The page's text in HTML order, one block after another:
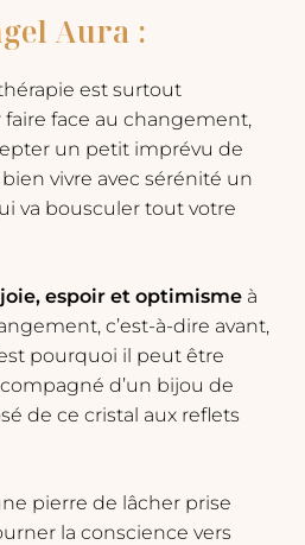
Aura :
est surtout
face au changement,
un petit imprévu de
vivre avec sérénité un
va bousculer tout votre
joie, espoir et optimisme à
c’est-à-dire avant,
pourquoi il peut être
d’un bijou de
de ce cristal aux reflets
pierre de lâcher prise
la conscience vers